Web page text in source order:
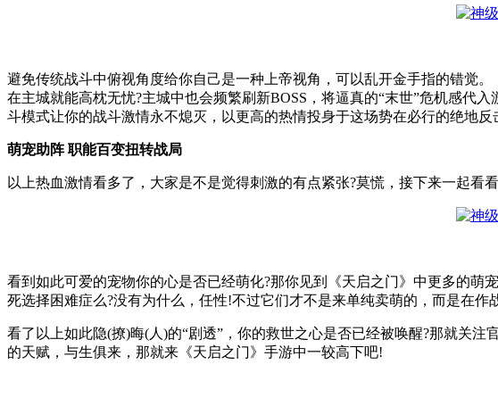
避免传统战斗中俯视角度给你自己是一种上帝视角，可以乱开金手指的错觉
在主城就能高枕无忧?主城中也会频繁刷新BOSS，将逼真的“末世”危机感代
斗模式让你的战斗激情永不熄灭，以更高的热情投身于这场势在必行的绝地反
萌宠助阵 职能百变扭转战局
以上热血激情看多了，大家是不是觉得刺激的有点紧张?莫慌，接下来一起看
看到如此可爱的宠物你的心是否已经萌化?那你见到《天启之门》中更多的
死选择困难症么?没有为什么，任性!不过它们才不是来单纯卖萌的，而是在
看了以上如此隐(撩)晦(人)的“剧透”，你的救世之心是否已经被唤醒?那就关
的天赋，与生俱来，那就来《天启之门》手游中一较高下吧!